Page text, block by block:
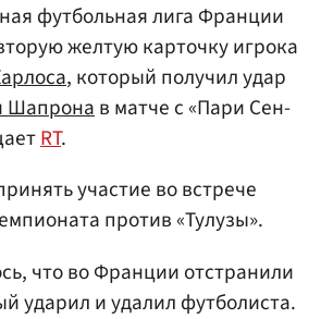
футбольная лига Франции
желтую карточку игрока
, который получил удар
Шапронав матче с «Пари Сен-
RT.
участие во встрече
против «Тулузы».
что во Франции отстранили
ударил и удалил футболиста.